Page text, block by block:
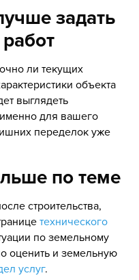
задать
ли текущих
объекта
выглядеть
для вашего
переделок уже
по теме
строительства,
технического
по земельному
оценить и земельную
услуг.